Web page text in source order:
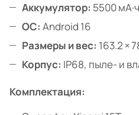
Аккумулятор: 5500
ОС: Android 16
Размеры и вес: 163.2 ×
Корпус: IP68, пыле- и
Комплектация: